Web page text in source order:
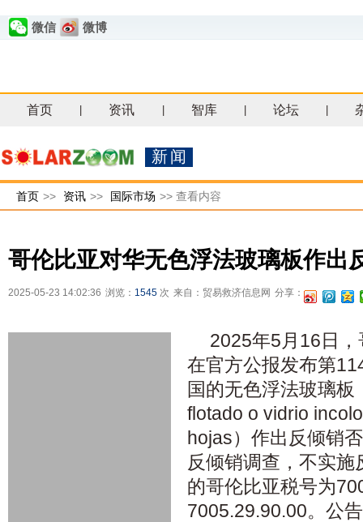
微信 微博
首页 资讯 智库 论坛
新闻
首页 >> 资讯 >> 国际市场 >> 查看内容
哥伦比亚对华无色浮法玻璃板作出
2025-05-23 14:02:36 浏览： 1545 次 来自：贸易救济信息网 分享：
2025年5月16日
在官方公报发布第
国的无色浮法玻璃
flotado o vidrio
hojas）作出反倾销
反倾销调查，不实
的哥伦比亚税号为
7005.29.90.00。公